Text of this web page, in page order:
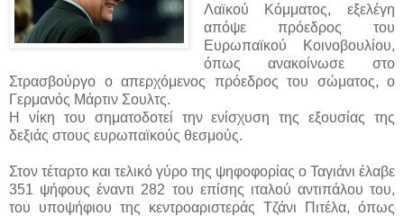
Λαϊκού Κόμματος, εξελέγη
απόψε πρόεδρος του
Ευρωπαϊκού Κοινοβουλίου,
όπως ανακοίνωσε στο
Στρασβούργο ο απερχόμενος πρόεδρος του σώματος, ο
Γερμανός Μάρτιν Σουλτς.
Η νίκη του σηματοδοτεί την ενίσχυση της εξουσίας της
δεξιάς στους ευρωπαϊκούς θεσμούς.
Στον τέταρτο και τελικό γύρο της ψηφοφορίας ο Ταγιάνι έλαβε
351 ψήφους έναντι 282 του επίσης ιταλού αντιπάλου του,
του υποψήφιου της κεντροαριστεράς Τζάνι Πιτέλα, όπως